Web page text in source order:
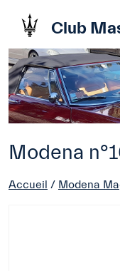
Club
Modena
Accueil / Modena